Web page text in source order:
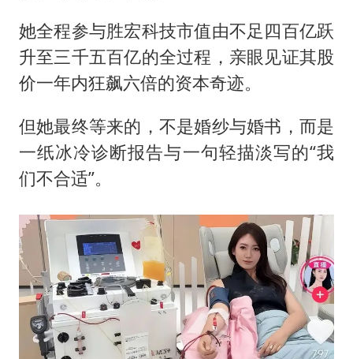
她全程参与胜宏科技市值由不足四百亿跃
升至三千五百亿的全过程，亲眼见证其股
价一年内狂飙六倍的资本奇迹。
但她最终等来的，不是婚纱与婚书，而是
一纸冰冷诊断报告与一句轻描淡写的“我
们不合适”。